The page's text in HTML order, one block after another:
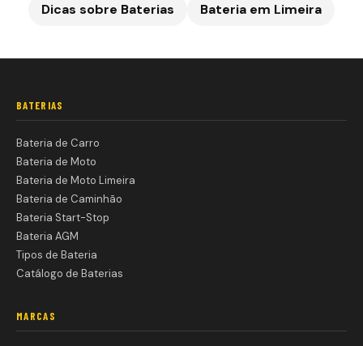
Dicas sobre Baterias
Bateria em Limeira
BATERIAS
Bateria de Carro
Bateria de Moto
Bateria de Moto Limeira
Bateria de Caminhão
Bateria Start-Stop
Bateria AGM
Tipos de Bateria
Catálogo de Baterias
MARCAS